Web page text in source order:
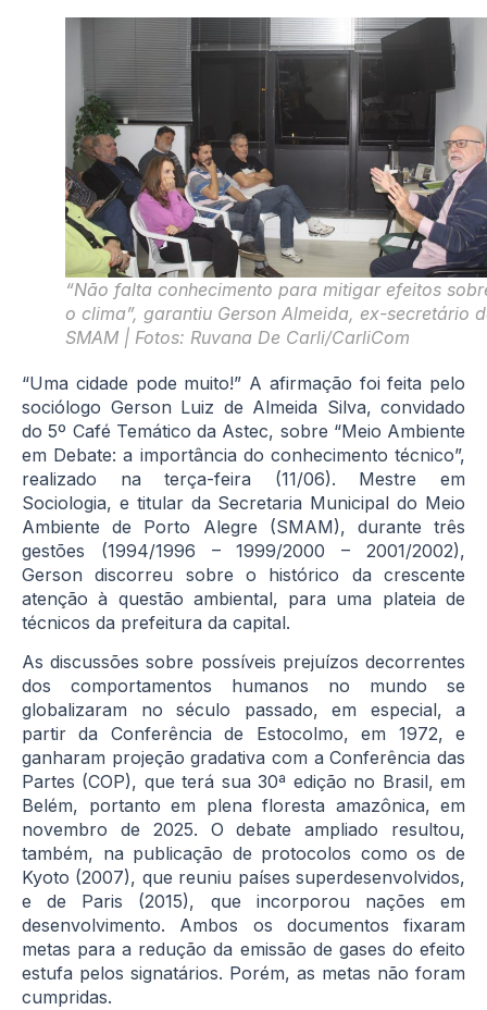
“Não falta conhecimento para mitigar efeitos
o clima”, garantiu Gerson Almeida, ex-secretário
SMAM | Fotos: Ruvana De Carli/CarliCom
“Uma cidade pode muito!” A afirmação foi feita pelo
sociólogo Gerson Luiz de Almeida Silva, convidado
do 5º Café Temático da Astec, sobre “Meio Ambiente
em Debate: a importância do conhecimento técnico”,
realizado na terça-feira (11/06). Mestre em
Sociologia, e titular da Secretaria Municipal do Meio
Ambiente de Porto Alegre (SMAM), durante três
gestões (1994/1996 – 1999/2000 – 2001/2002),
Gerson discorreu sobre o histórico da crescente
atenção à questão ambiental, para uma plateia de
técnicos da prefeitura da capital.
As discussões sobre possíveis prejuízos decorrentes
dos comportamentos humanos no mundo se
globalizaram no século passado, em especial, a
partir da Conferência de Estocolmo, em 1972, e
ganharam projeção gradativa com a Conferência das
Partes (COP), que terá sua 30ª edição no Brasil, em
Belém, portanto em plena floresta amazônica, em
novembro de 2025. O debate ampliado resultou,
também, na publicação de protocolos como os de
Kyoto (2007), que reuniu países superdesenvolvidos,
e de Paris (2015), que incorporou nações em
desenvolvimento. Ambos os documentos fixaram
metas para a redução da emissão de gases do efeito
estufa pelos signatários. Porém, as metas não foram
cumpridas.